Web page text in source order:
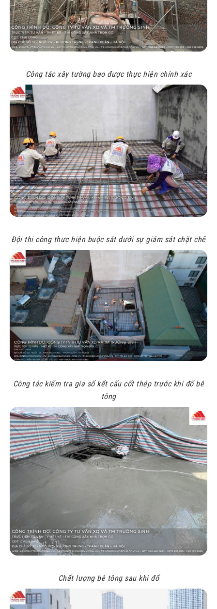
Công tác xây tường bao được thực hiện chính xác
Đội thi công thưc hiện buộc sắt dưới sự giám sát chặt chẽ
Công tác kiểm tra gia số kết cấu cốt thép trước khi đổ bê
tông
Chất lượng bê tông sau khi đổ